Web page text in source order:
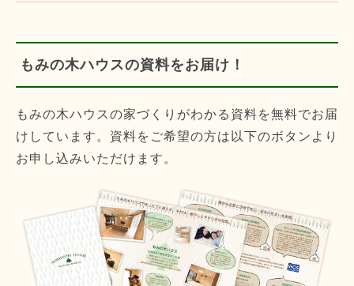
もみの木ハウスの資料をお届け！
もみの木ハウスの家づくりがわかる資料を無料でお届
けしています。資料をご希望の方は以下のボタンより
お申し込みいただけます。